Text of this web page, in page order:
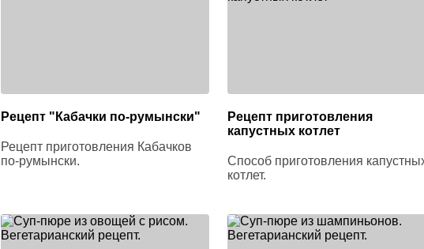
Рецепт "Кабачки по-румынски"
Рецепт приготовления Кабачков
по-румынски.
Рецепт приготовления
капустных котлет
Способ приготовления
котлет.